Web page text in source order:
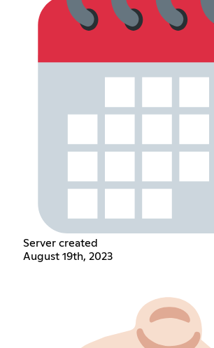
Server created
August 19th, 2023